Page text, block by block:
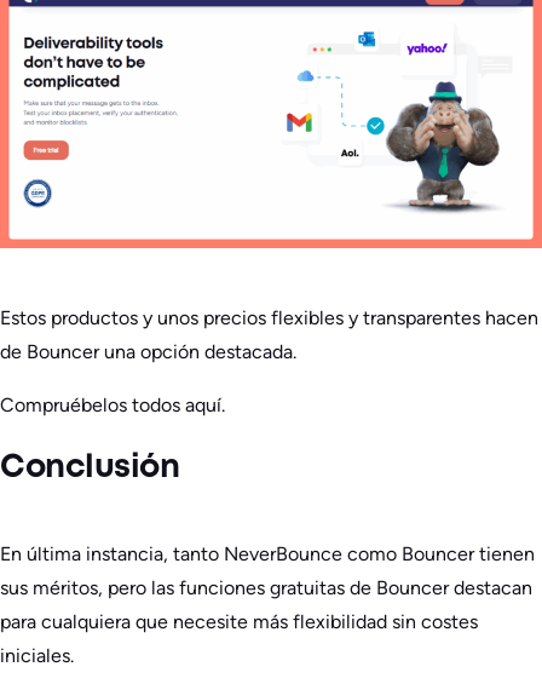
Estos productos y unos precios flexibles y transparentes hacen
de Bouncer una opción destacada.
Compruébelos todos aquí.
Conclusión
En última instancia, tanto NeverBounce como Bouncer tienen
sus méritos, pero las funciones gratuitas de Bouncer destacan
para cualquiera que necesite más flexibilidad sin costes
iniciales.